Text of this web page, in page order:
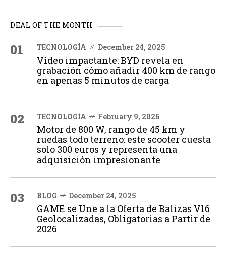
DEAL OF THE MONTH
01 TECNOLOGÍA December 24, 2025
Vídeo impactante: BYD revela en
grabación cómo añadir 400 km de rango
en apenas 5 minutos de carga
02 TECNOLOGÍA February 9, 2026
Motor de 800 W, rango de 45 km y
ruedas todo terreno: este scooter cuesta
solo 300 euros y representa una
adquisición impresionante
03 BLOG December 24, 2025
GAME se Une a la Oferta de Balizas V16
Geolocalizadas, Obligatorias a Partir de
2026